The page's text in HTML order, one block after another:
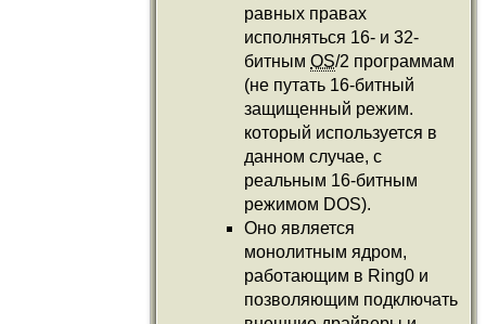
равных правах
исполняться 16- и 32-
битным OS/2 программам
(не путать 16-битный
защищенный режим.
который используется в
данном случае, с
реальным 16-битным
режимом DOS).
Оно является
монолитным ядром,
работающим в Ring0 и
позволяющим подключать